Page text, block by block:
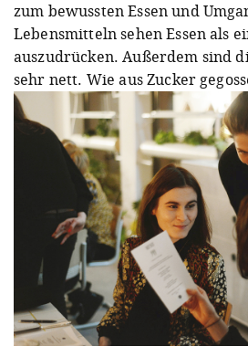
zum bewussten Essen und
Lebensmitteln sehen Essen als
auszudrücken. Außerdem sind
sehr nett. Wie aus Zucker